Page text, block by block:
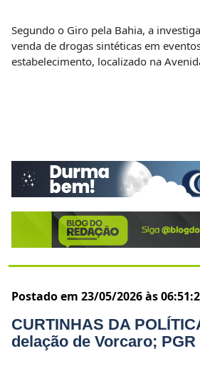
Segundo o Giro pela Bahia, a
venda de drogas sintéticas em
estabelecimento, localizado na
Postado em 23/05/2026 às
CURTINHAS DA
delação de Vorcaro;